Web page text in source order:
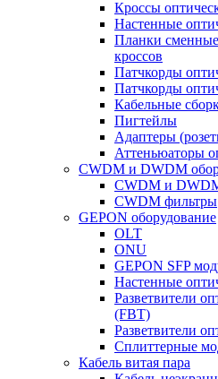
Кроссы
Настенные
Планки
кроссов
Патчкорды
Патчкорды
Кабельные
Пигтейлы
Адаптеры
Аттеньюаторы
CWDM и DWDM
CWDM и
CWDM фильтры
GEPON оборудование
OLT
ONU
GEPON SFP
Настенные
Разветвители
(FBT)
Разветвители
Сплиттерные
Кабель витая пара